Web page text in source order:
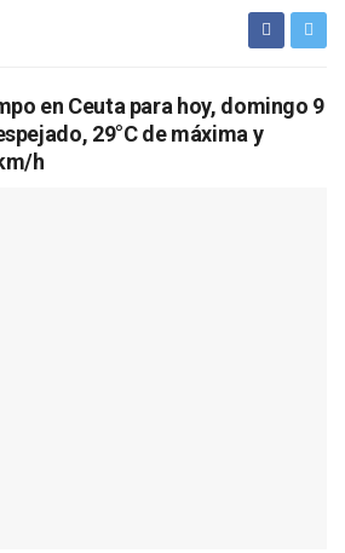
en Ceuta para hoy, domingo 9
29°C de máxima y
h